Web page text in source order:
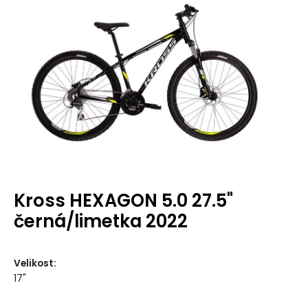
Kross HEXAGON 5.0 27.5"
černá/limetka 2022
Velikost:
17"